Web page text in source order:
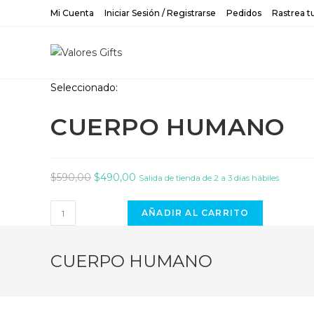
Mi Cuenta Iniciar Sesión / Registrarse Pedidos Rastrea
Seleccionado:
CUERPO HUMANO
$590,00 El
$490,00 El
actual
es:
Salida de tienda de 2 a 3 días hábiles
CUERPO
HUMANO
AÑADIR AL CARRITO
CUERPO HUMANO